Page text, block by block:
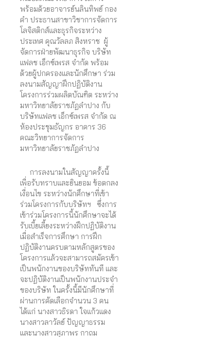
พร้อมด้วยอาจารย์นลินทิพย์ กอง
คำ ประธานสาขาวิชาการจัดการ
โลจิสติกส์และธุรกิจระหว่าง
ประเทศ คุณวัลลภ สิงหราช ผู้
จัดการฝ่ายพัฒนาธุรกิจ บริษัท
แฟลช เอ็กซ์เพรส จำกัด พร้อม
ด้วยผู้ปกครองและนักศึกษา ร่วม
ลงนามสัญญาฝึกปฏิบัติงาน
โครงการร่วมผลิตบัณฑิต ระหว่าง
มหาวิทยาลัยราชภัฏลำปาง กับ
บริษัทแฟลช เอ็กซ์เพรส จำกัด ณ
ห้องประชุมธัญกร อาคาร 36
คณะวิทยาการจัดการ
มหาวิทยาลัยราชภัฏลำปาง
การลงนามในสัญญาครั้งนี้
เพื่อรับทราบและยินยอม ข้อตกลง
เงื่อนไข ระหว่างนักศึกษาที่เข้า
ร่วมโครงการกับบริษัทฯ ซึ่งการ
เข้าร่วมโครงการนี้นักศึกษาจะได้
รับเบี้ยเลี้ยงระหว่างฝึกปฏิบัติงาน
เมื่อสำเร็จการศึกษา การฝึก
ปฏิบัติงานครบตามหลักสูตรของ
โครงการแล้วจะสามารถสมัครเข้า
เป็นพนักงานของบริษัททันที และ
จะปฏิบัติงานเป็นพนักงานประจำ
ของบริษัท ในครั้งนี้มีนักศึกษาที่
ผ่านการคัดเลือกจำนวน 3 คน
ได้แก่ นางสาวธิรดา ใจแก้วแดง
นางสาวลาวัลย์ ปัญญาธรรม
และนางสาวสุภาพร กาถม